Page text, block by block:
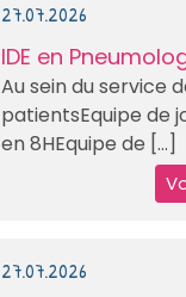
27.07.2026
IDE en
Au sein du service
patientsEquipe de
en 8HEquipe de [...]
27.07.2026